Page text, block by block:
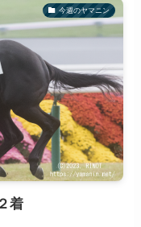
今週のヤマニン
着